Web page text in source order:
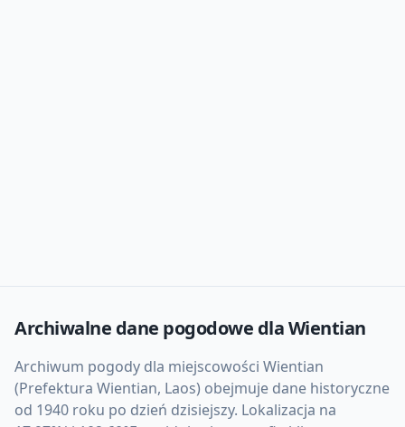
Archiwalne dane pogodowe dlaWientian
Archiwum pogody dla miejscowości Wientian
(Prefektura Wientian, Laos) obejmuje dane historyczne
od 1940 roku po dzień dzisiejszy. Lokalizacja na